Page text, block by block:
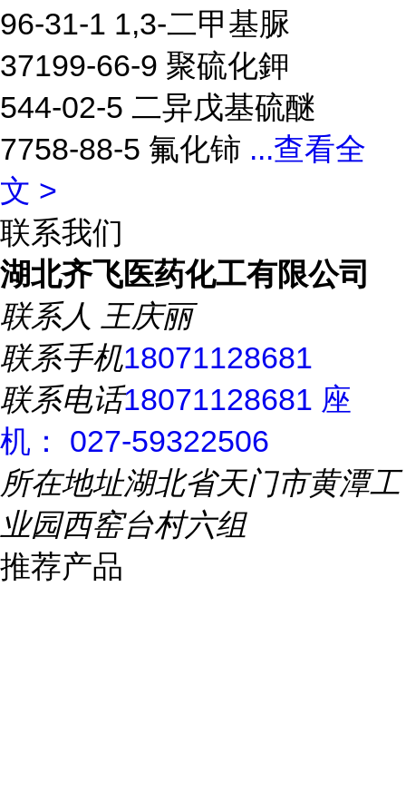
96-31-1 1,3-二甲基脲
37199-66-9 聚硫化鉀
544-02-5 二异戊基硫醚
7758-88-5 氟化铈 ...查看全
文 >
联系我们
湖北齐飞医药化工有限公司
联系人 王庆丽
联系手机18071128681
联系电话18071128681 座
机： 027-59322506
所在地址湖北省天门市黄潭工
业园西窑台村六组
推荐产品